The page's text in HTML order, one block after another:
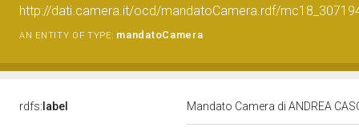
http://dati.camera.it/ocd/mandatoCamera.rdf/
AN ENTITY OF TYPE: mandatoCamera
rdfs: label Mandato Camera di ANDREA